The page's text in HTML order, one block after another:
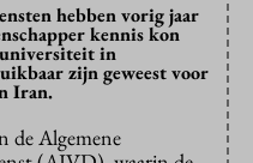
hebben vorig jaar
kennis kon
in
zijn geweest voor
Iran.
de Algemene